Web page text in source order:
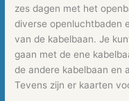
zes dagen met het
diverse openluchtbaden
van de kabelbaan. Je
gaan met de ene
de andere kabelbaan en
Tevens zijn er kaarten